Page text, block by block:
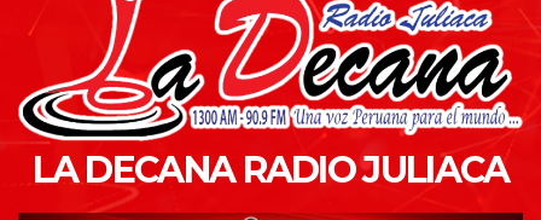
LA DECANA RADIO JULIACA